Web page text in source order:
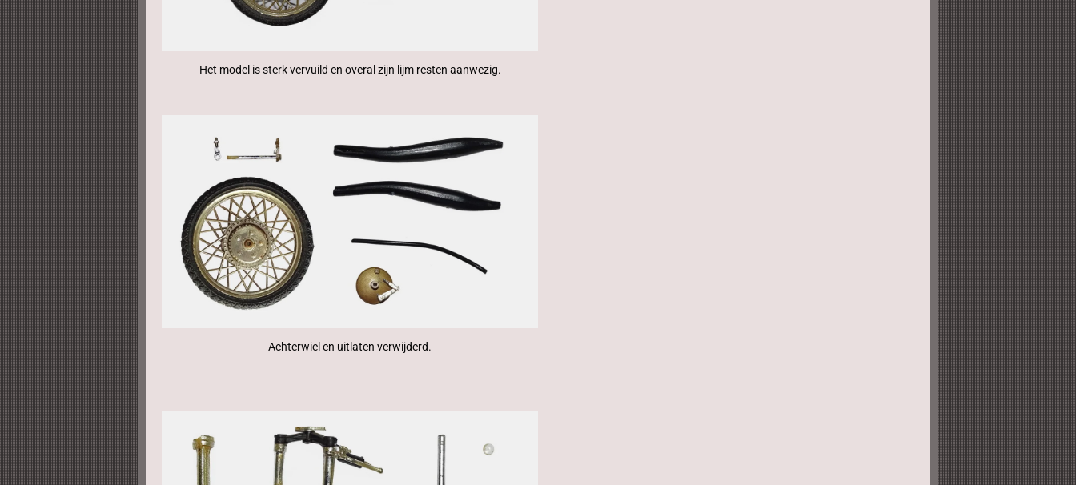
Het model is sterk vervuild en overal zijn lijm resten aanwezig.
Achterwiel en uitlaten verwijderd.